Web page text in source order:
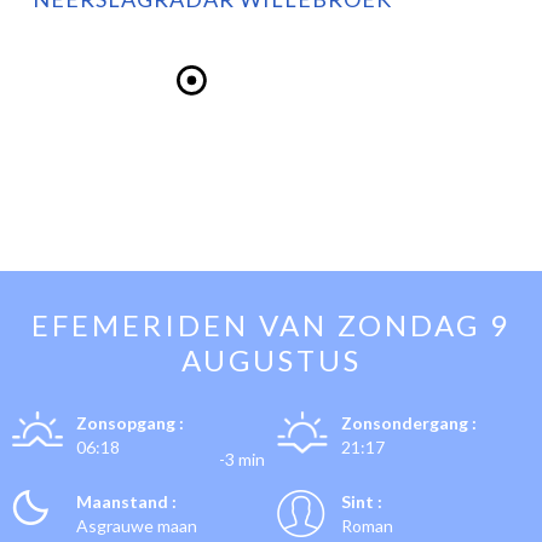
EFEMERIDEN VAN ZONDAG 9
AUGUSTUS
Zonsopgang :
06:18
-3 min
Zonsondergang :
21:17
Maanstand :
Asgrauwe maan
Sint :
Roman